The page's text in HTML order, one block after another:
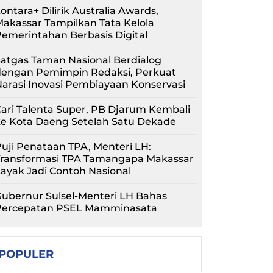
Dilirik Australia Awards,
Tampilkan Tata Kelola
Berbasis Digital
Taman Nasional Berdialog
Pemimpin Redaksi, Perkuat
Inovasi Pembiayaan Konservasi
Talenta Super, PB Djarum Kembali
Kota Daeng Setelah Satu Dekade
Penataan TPA, Menteri LH:
TPA Tamangapa Makassar
Jadi Contoh Nasional
Sulsel-Menteri LH Bahas
PSEL Mamminasata